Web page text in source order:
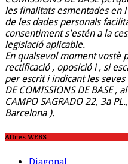
les finalitats esmentades en
de les dades personals
consentiment s'estén a la
legislació aplicable.
En qualsevol moment vostè
rectificació , oposició i , si
per escrit i indicant les seves
DE COMISSIONS DE BASE ,
CAMPO SAGRADO 22, 3a
Barcelona ).
Altres WEBS